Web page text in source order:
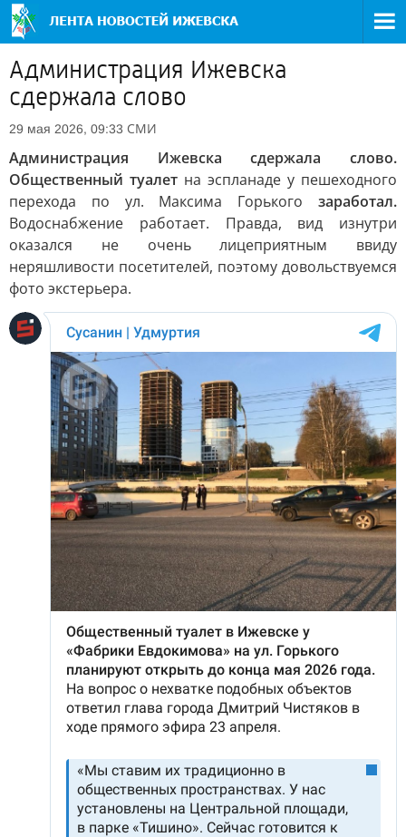
Администрация Ижевска
сдержала слово
29 мая 2026, 09:33 СМИ
Администрация Ижевска сдержала слово.
Общественный туалет на эспланаде у пешеходного
перехода по ул. Максима Горького заработал.
Водоснабжение работает. Правда, вид изнутри
оказался не очень лицеприятным ввиду
неряшливости посетителей, поэтому довольствуемся
фото экстерьера.